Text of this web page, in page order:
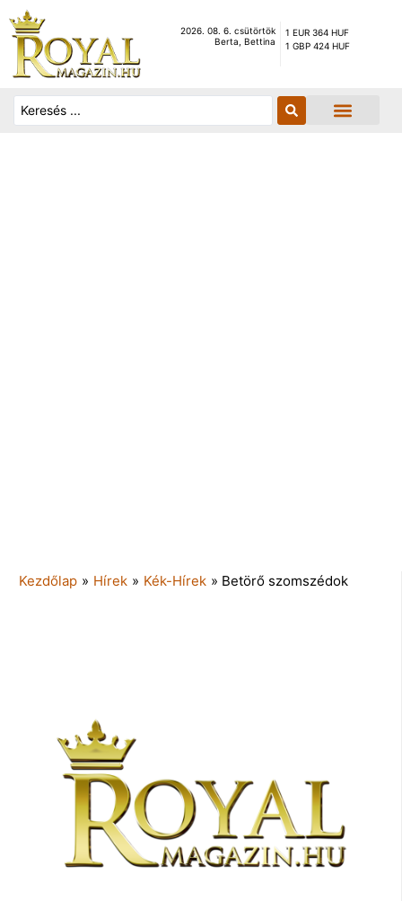
2026. 08. 6. csütörtök
Berta, Bettina
1 EUR 364 HUF
1 GBP 424 HUF
Kezdőlap » Hírek » Kék-Hírek » Betörő szomszédok